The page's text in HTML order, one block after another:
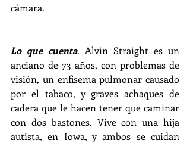
cámara.
Lo que cuenta. Alvin Straight es un
anciano de 73 años, con problemas de
visión, un enfisema pulmonar causado
por el tabaco, y graves achaques de
cadera que le hacen tener que caminar
con dos bastones. Vive con una hija
autista, en Iowa, y ambos se cuidan